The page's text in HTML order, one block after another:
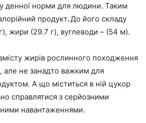
денної норми для людини. Таким
продукт.До його складу
жири (29.7 г), вуглеводи – (54 м).
жирів рослинного походження
але не занадто важким для
А що міститься в ній цукор
справлятися з серйозними
навантаженнями.